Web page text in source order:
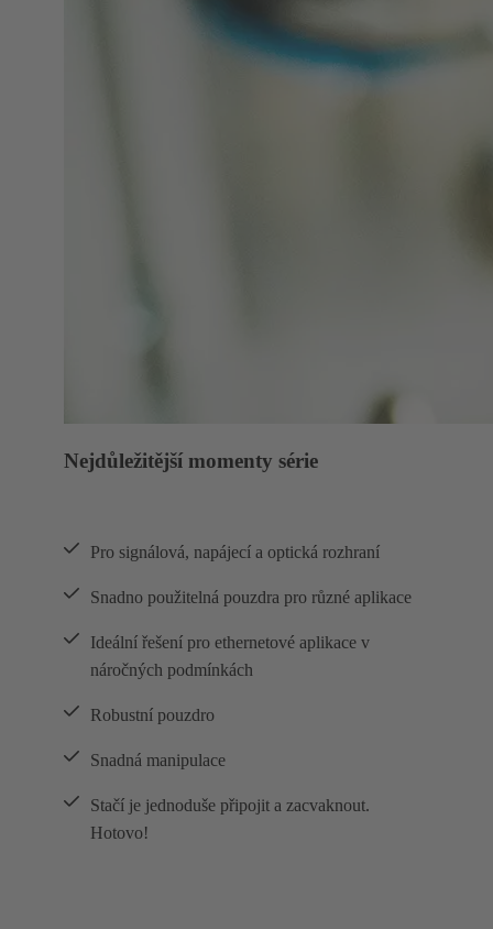
Nejdůležitější momenty série
Pro signálová, napájecí a optická rozhraní
Snadno použitelná pouzdra pro různé aplikace
Ideální řešení pro ethernetové aplikace v
náročných podmínkách
Robustní pouzdro
Snadná manipulace
Stačí je jednoduše připojit a zacvaknout.
Hotovo!